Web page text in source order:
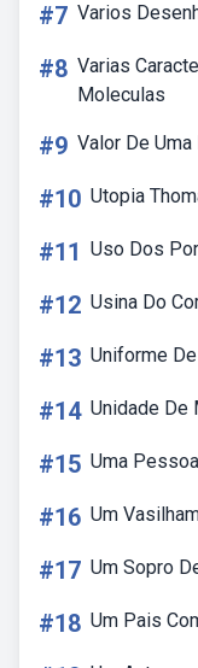
#7 Varios
#8 Varias
Moleculas
#9 Valor De
#10 Utopia
#11 Uso Dos
#12 Usina Do
#13 Uniforme
#14 Unidade De
#15 Uma
#16 Um
#17 Um Sopro
#18 Um Pais